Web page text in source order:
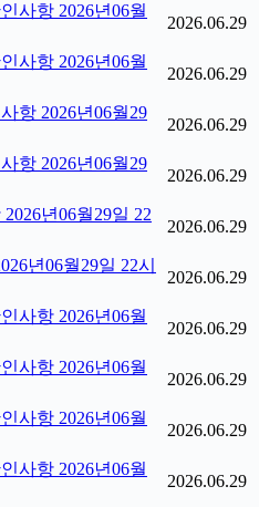
사항 2026년06월
2026.06.29
사항 2026년06월
2026.06.29
항 2026년06월29
2026.06.29
항 2026년06월29
2026.06.29
년06월29일 22
2026.06.29
년06월29일 22시
2026.06.29
사항 2026년06월
2026.06.29
사항 2026년06월
2026.06.29
사항 2026년06월
2026.06.29
사항 2026년06월
2026.06.29